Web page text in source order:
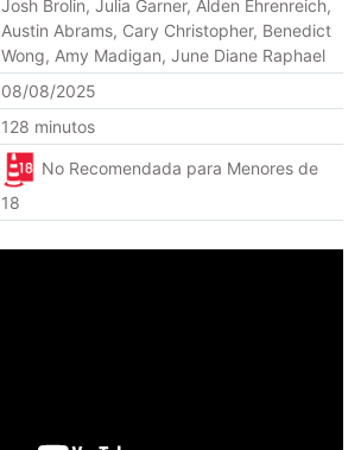
Josh Brolin, Julia Garner, Alden Ehrenreich,
Austin Abrams, Cary Christopher, Benedict
Wong, Amy Madigan, June Diane Raphael
08/08/2025
128 minutos
No Recomendada para Menores de
18